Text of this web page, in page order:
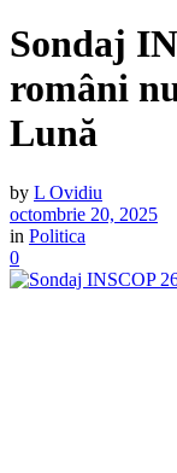
Sondaj
români
Lună
by L Ovidiu
octombrie 20, 2025
in Politica
0